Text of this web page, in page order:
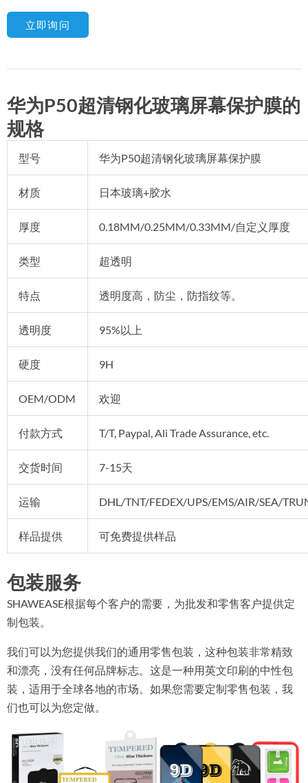
立即询问
华为P50超清钢化玻璃屏幕保护膜的
规格
型号 华为P50超清钢化玻璃屏幕保护膜
材质 日本玻璃+胶水
厚度 0.18MM/0.25MM/0.33MM/自定义厚度
类型 超透明
特点 透明度高，防尘，防指纹等。
透明度 95%以上
硬度 9H
OEM/ODM 欢迎
付款方式 T/T, Paypal, Ali Trade Assurance, etc.
交货时间 7-15天
运输 DHL/TNT/FEDEX/UPS/EMS/AIR/SEA/
样品提供 可免费提供样品
包装服务
SHAWEASE根据每个客户的需要，为批发和零售客户提供定
制包装。
我们可以为您提供我们的通用零售包装，这种包装非常精致
和漂亮，没有任何品牌标志。这是一种用英文印刷的中性包
装，适用于全球各地的市场。如果您需要定制零售包装，我
们也可以为您定做。